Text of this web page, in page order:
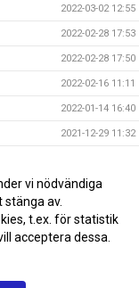
2022-03-02 12:55
2022-02-28 17:53
2022-02-28 17:50
2022-02-16 11:11
2022-01-14 16:40
2021-12-29 11:32
2021-06-23 15:32
2021-06-20 15:33
vi nödvändiga
av.
t.ex. för statistik
acceptera dessa.